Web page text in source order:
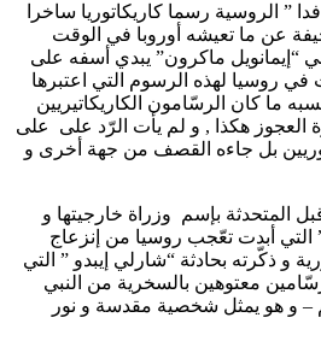
” الروسية رسما كاريكاتوريا ساخرا
عن ما تعيشه أوروبا في الوقت
“إيمانويل ماكرون” يبدي أسفه على
في روسيا لهذه الرسوم التي اعتبرها
ما كان الرسّامون الكاريكاتيريين
العجوز هكذا , و لم يأت الرّد على على
بل جاءه القصف من جهة أخرى و
المتحدثة بإسم وزراة خارجيتها و
التي أبدت تعّجب روسيا من إنزعاج
و ذكّرته بحادثة “شارلي إيبدو ” التي
معتوهين بالسخرية من النبي
– و هو يمثل شخصية مقدسة و نور